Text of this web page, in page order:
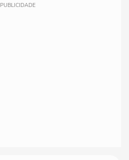
PUBLICIDADE